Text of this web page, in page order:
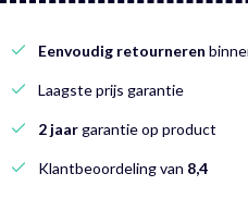
Eenvoudig retourneren
Laagste prijs garantie
2 jaargarantie op product
Klantbeoordeling van 8,4